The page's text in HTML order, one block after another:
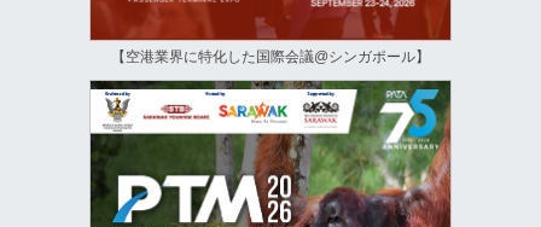
【空港業界に特化した国際会議@シンガポール】